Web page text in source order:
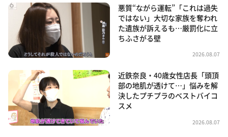
悪質“ながら運転”「これは過失
ではない」大切な家族を奪われ
た遺族が訴えるも…厳罰化に立
ちふさがる壁
2026.08.07
近鉄奈良・40歳女性店長「頭頂
部の地肌が透けて…」悩みを解
決したプチプラのベストバイコ
スメ
2026.08.07